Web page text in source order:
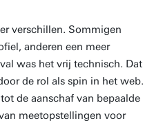
verschillen. Sommigen
anderen een meer
was het vrij technisch. Dat
de rol als spin in het web.
de aanschaf van bepaalde
meetopstellingen voor